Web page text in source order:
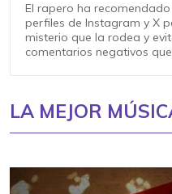
El rapero ha
perfiles de Instagram y X
misterio que la rodea y
comentarios negativos
LA MEJOR